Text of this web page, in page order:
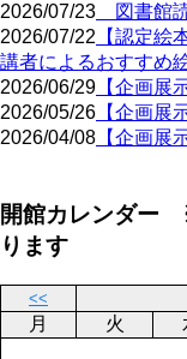
2026/07/23 図書館
2026/07/22 【認定絵
講者によるおすすめ
2026/06/29 【企画展
2026/05/26 【企画展
2026/04/08 【企画展
開館カレンダー
ります
<<
月 火